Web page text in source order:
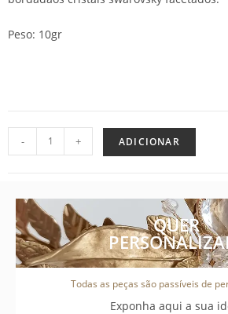
Peso: 10gr
- + ADICIONAR
QUER
Todas as peças são passíveis de
Exponha aqui a sua